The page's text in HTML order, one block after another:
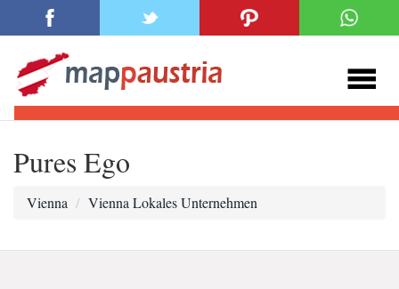
Pures Ego
Vienna Vienna Lokales Unternehmen